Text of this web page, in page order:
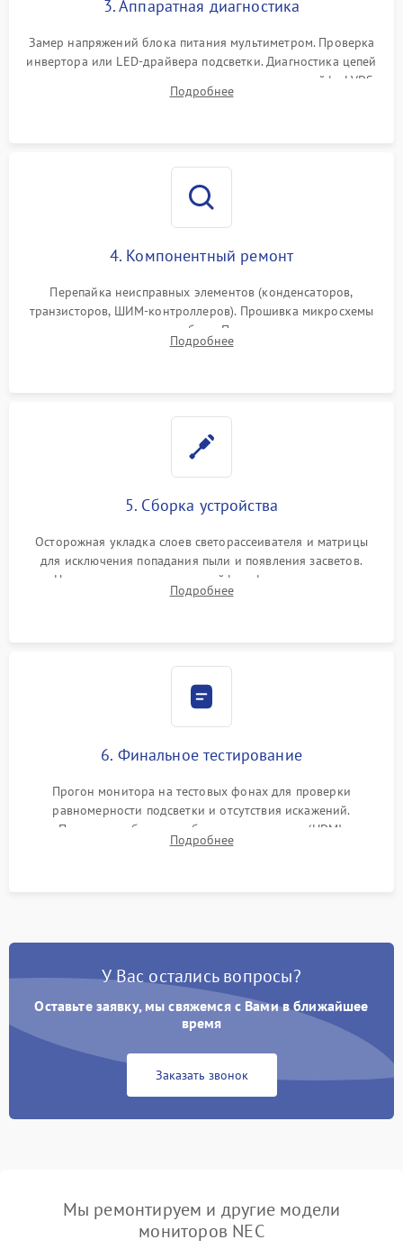
Поломка системы защиты
3. Аппаратная диагностика
Замер напряжений блока питания мультиметром. Проверка
инвертора или LED-драйвера подсветки. Диагностика цепей
питания скалера и тестирование сигналов на шлейфе LVDS
Подробнее
4. Компонентный ремонт
Перепайка неисправных элементов (конденсаторов,
транзисторов, ШИМ-контроллеров). Прошивка микросхемы
памяти при программных сбоях. При поломке подсветки —
разборка матрицы и замена выгоревших светодиодов.
Подробнее
5. Сборка устройства
Осторожная укладка слоев светорассеивателя и матрицы
для исключения попадания пыли и появления засветов.
Надежное подключение шлейфов, фиксация плат и
аккуратное защелкивание пластикового корпуса монитора.
Подробнее
6. Финальное тестирование
Прогон монитора на тестовых фонах для проверки
равномерности подсветки и отсутствия искажений.
Проверка работоспособности всех портов (HDMI,
DisplayPort, VGA) и кнопок управления под нагрузкой в
Подробнее
У Вас остались вопросы?
Оставьте заявку, мы свяжемся с Вами в ближайшее
время
Заказать звонок
Мы ремонтируем и другие модели
мониторов NEC